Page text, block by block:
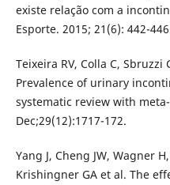
existe relação com a
Esporte. 2015; 21(6): 442-
Teixeira RV, Colla C, Sbruzzi
Prevalence of urinary
systematic review with
Dec;29(12):1717-172.
Yang J, Cheng JW, Wagner
Krishingner GA et al. The